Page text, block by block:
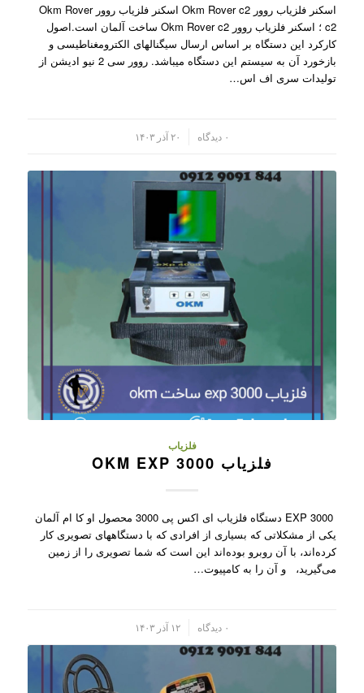
اسکنر فلزیاب روور Okm Rover c2 اسکنر فلزیاب روور Okm Rover
c2 ؛ اسکنر فلزیاب روور Okm Rover c2 ساخت آلمان است.اصول
کارکرد این دستگاه بر اساس ارسال سیگنالهای الکترومغناطیسی و
بازخورد آن به سیستم این دستگاه میباشد. روور سی 2 نیو ادیشن از
تولیدات سری اف اس…
۰ دیدگاه ۲۰ آذر ۱۴۰۳
فلزیاب
فلزیاب OKM EXP 3000
EXP 3000 دستگاه فلزیاب ای اکس پی 3000 محصول او کا ام آلمان
یکی از مشکلاتی که بسیاری از افرادی که با دستگاههای تصویری کار
کرده‌اند، با آن روبرو بوده‌اند این است که شما تصویری را از زمین
می‌گیرید، و آن را به کامپیو‌ت…
۰ دیدگاه ۱۲ آذر ۱۴۰۳